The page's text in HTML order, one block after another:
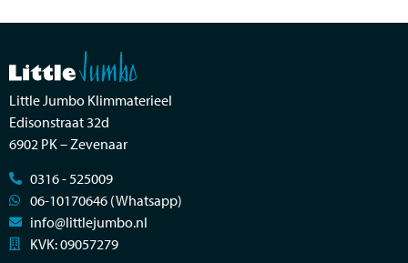
Little Jumbo Klimmaterieel
Edisonstraat 32d
6902 PK – Zevenaar
0316 - 525009
06-10170646 (Whatsapp)
info@littlejumbo.nl
KVK: 09057279